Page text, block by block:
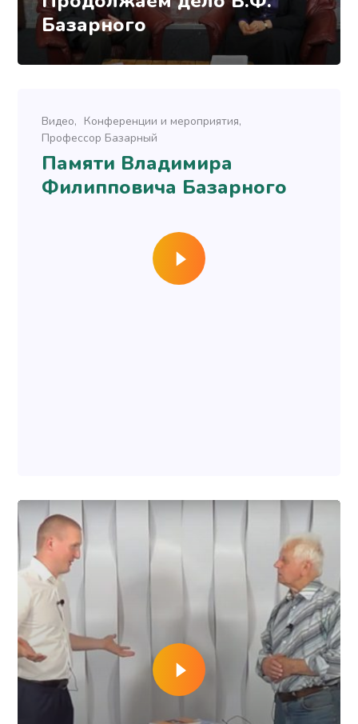
Базарного
Видео
Конференции и мероприятия
Профессор Базарный
Памяти Владимира
Филипповича Базарного